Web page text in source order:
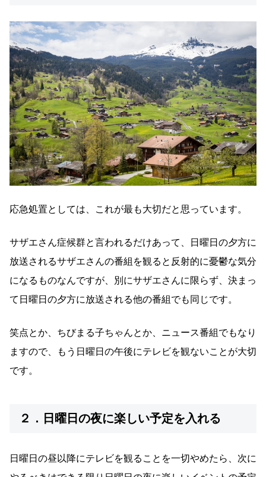
応急処置としては、これが最も大切だと思っています。
サザエさん症候群と言われるだけあって、日曜日の夕方に
放送されるサザエさんの番組を観ると反射的に憂鬱な気分
になるものなんですが、別にサザエさんに限らず、決まっ
て日曜日の夕方に放送される他の番組でも同じです。
笑点とか、ちびまる子ちゃんとか、ニュース番組でもなり
ますので、もう日曜日の午後にテレビを観ないことが大切
です。
２．日曜日の夜に楽しい予定を入れる
日曜日の昼以降にテレビを観ることを一切やめたら、次に